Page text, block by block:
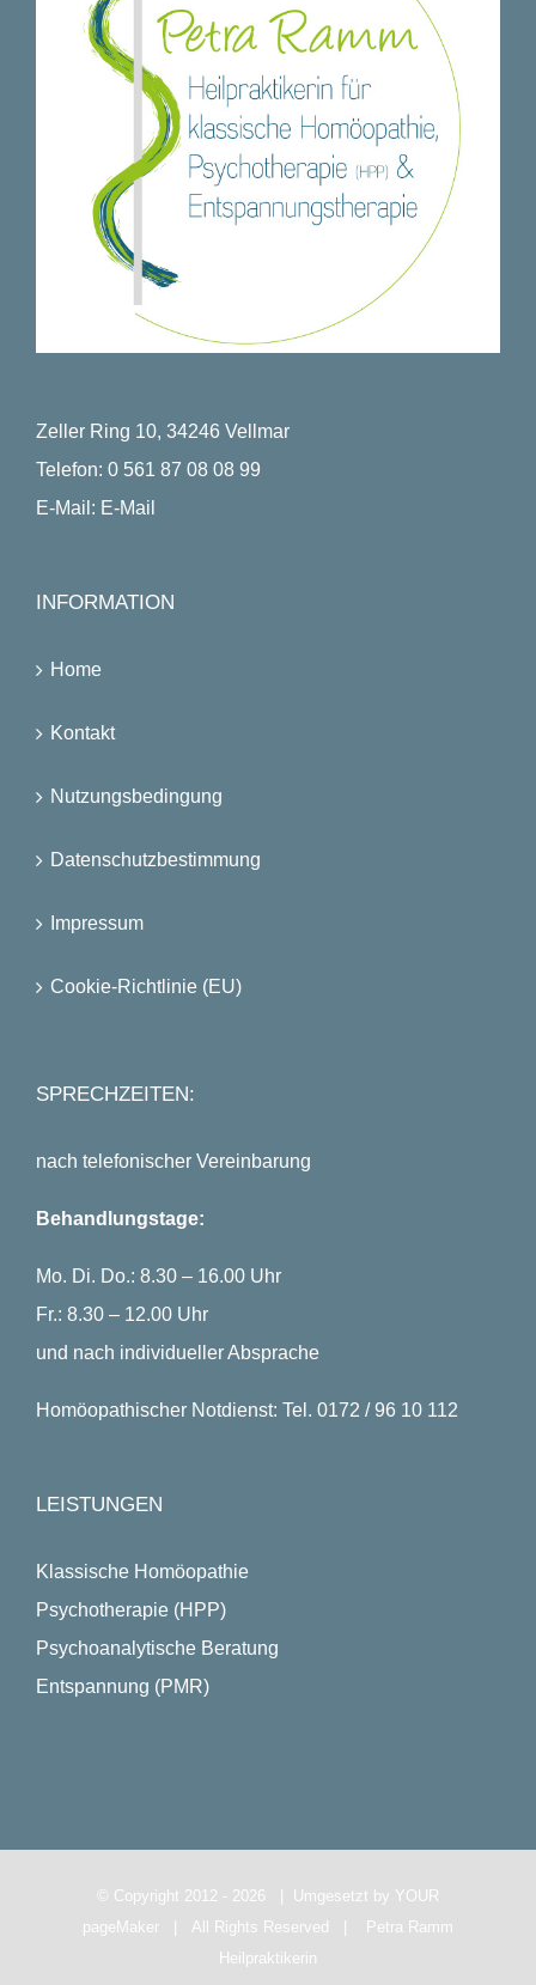
Zeller Ring 10, 34246 Vellmar
Telefon: 0 561 87 08 08 99
E-Mail: E-Mail
INFORMATION
Home
Kontakt
Nutzungsbedingung
Datenschutzbestimmung
Impressum
Cookie-Richtlinie (EU)
SPRECHZEITEN:
nach telefonischer Vereinbarung
Behandlungstage:
Mo. Di. Do.: 8.30 – 16.00 Uhr
Fr.: 8.30 – 12.00 Uhr
und nach individueller Absprache
Homöopathischer Notdienst: Tel. 0172 / 96 10 112
LEISTUNGEN
Klassische Homöopathie
Psychotherapie (HPP)
Psychoanalytische Beratung
Entspannung (PMR)
© Copyright 2012 - 2026 | Umgesetzt by YOUR
pageMaker | All Rights Reserved | Petra Ramm
Heilpraktikerin